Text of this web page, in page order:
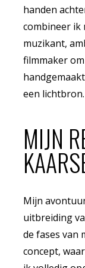
handen
combineer ik
muzikant,
filmmaker
een lichtbron.
MIJN
Mijn
uitbreiding
de fases van
concept,